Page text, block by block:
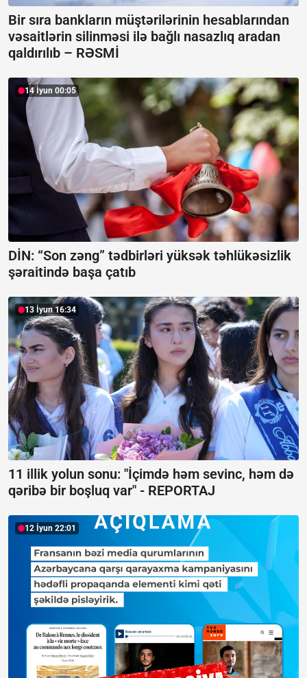
Bir sıra bankların müştərilərinin hesablarından
vəsaitlərin silinməsi ilə bağlı nasazlıq aradan
qaldırılıb – RƏSMİ
14 İyun 00:05
DİN: “Son zəng” tədbirləri yüksək təhlükəsizlik
şəraitində başa çatıb
13 İyun 16:34
11 illik yolun sonu: "İçimdə həm sevinc, həm də
qəribə bir boşluq var" - REPORTAJ
12 İyun 22:01